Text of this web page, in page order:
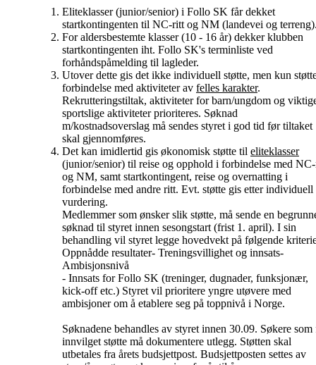
Eliteklasser (junior/senior) i Follo SK får dekket
startkontingenten til NC-ritt og NM (landevei og
For aldersbestemte klasser (10 - 16 år) dekker klubben
startkontingenten iht. Follo SK's terminliste ved
forhåndspåmelding til lagleder.
Utover dette gis det ikke individuell støtte, men kun
forbindelse med aktiviteter av felles karakter.
Rekrutteringstiltak, aktiviteter for barn/ungdom og
sportslige aktiviteter prioriteres. Søknad
m/kostnadsoverslag må sendes styret i god tid før tiltaket
skal gjennomføres.
Det kan imidlertid gis økonomisk støtte til eliteklasser
(junior/senior) til reise og opphold i forbindelse med
og NM, samt startkontingent, reise og overnatting i
forbindelse med andre ritt. Evt. støtte gis etter individuell
vurdering.
Medlemmer som ønsker slik støtte, må sende en
søknad til styret innen sesongstart (frist 1. april). I sin
behandling vil styret legge hovedvekt på følgende
Oppnådde resultater- Treningsvillighet og innsats-
Ambisjonsnivå
- Innsats for Follo SK (treninger, dugnader, funksjonær,
kick-off etc.) Styret vil prioritere yngre utøvere med
ambisjoner om å etablere seg på toppnivå i Norge.
Søknadene behandles av styret innen 30.09. Søkere som
innvilget støtte må dokumentere utlegg. Støtten skal
utbetales fra årets budsjettpost. Budsjettposten settes av